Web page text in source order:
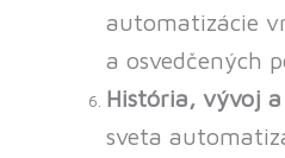
automatizácie
a osvedčených
História, vývoj
sveta